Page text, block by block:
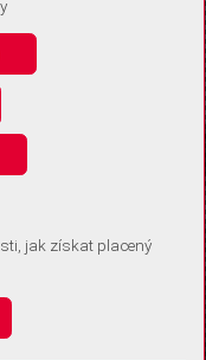
žádné informace
o souhlas s
zařízení, a
zařízení, abychom se
upravit ve Správě
jak získat placený